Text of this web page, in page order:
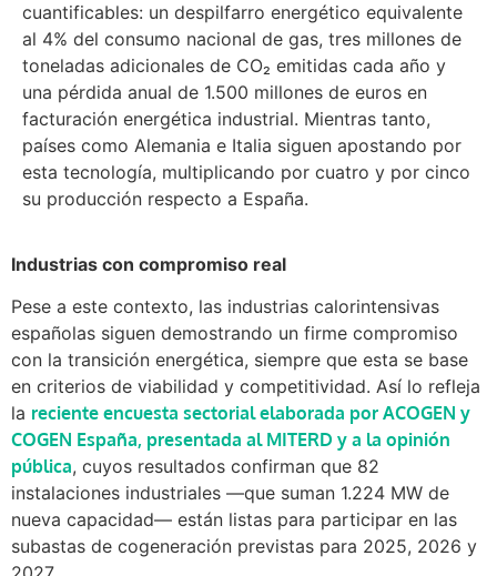
cuantificables: un despilfarro energético equivalente
al 4% del consumo nacional de gas, tres millones de
toneladas adicionales de CO₂ emitidas cada año y
una pérdida anual de 1.500 millones de euros en
facturación energética industrial. Mientras tanto,
países como Alemania e Italia siguen apostando por
esta tecnología, multiplicando por cuatro y por cinco
su producción respecto a España.
Industrias con compromiso real
Pese a este contexto, las industrias calorintensivas
españolas siguen demostrando un firme compromiso
con la transición energética, siempre que esta se base
en criterios de viabilidad y competitividad. Así lo refleja
la reciente encuesta sectorial elaborada por ACOGEN y
COGEN España, presentada al MITERD y a la opinión
pública, cuyos resultados confirman que 82
instalaciones industriales —que suman 1.224 MW de
nueva capacidad— están listas para participar en las
subastas de cogeneración previstas para 2025, 2026 y